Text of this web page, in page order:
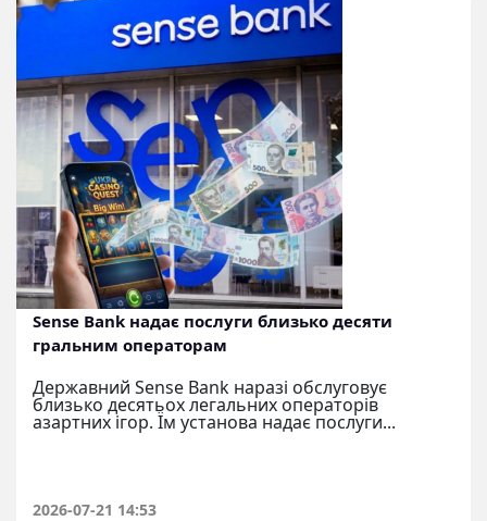
Sense Bank надає послуги близько десяти
гральним операторам
Державний Sense Bank наразі обслуговує
близько десятьох легальних операторів
азартних ігор. Їм установа надає послуги...
2026-07-21 14:53